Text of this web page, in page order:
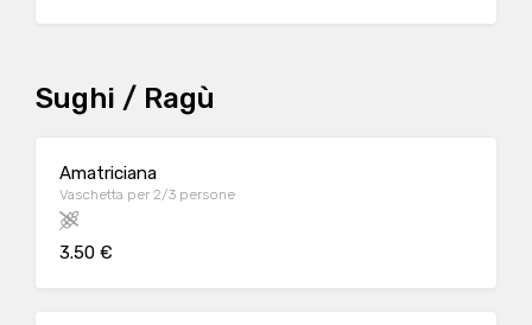
Sughi / Ragù
Amatriciana
Vaschetta per 2/3 persone
3.50 €